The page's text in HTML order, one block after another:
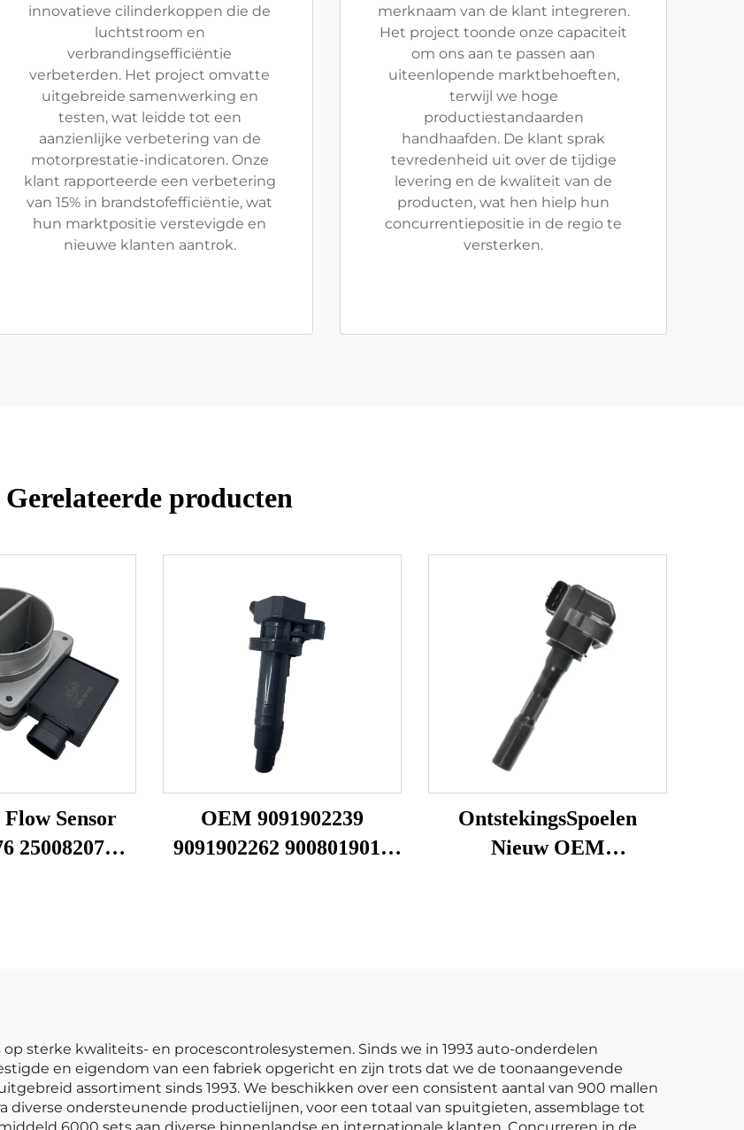
innovatieve cilinderkoppen die de
luchtstroom en
verbrandingsefficiëntie
verbeterden. Het project omvatte
uitgebreide samenwerking en
testen, wat leidde tot een
aanzienlijke verbetering van de
motorprestatie-indicatoren. Onze
klant rapporteerde een verbetering
van 15% in brandstofefficiëntie, wat
hun marktpositie verstevigde en
nieuwe klanten aantrok.
merknaam van de klant integreren.
Het project toonde onze capaciteit
om ons aan te passen aan
uiteenlopende marktbehoeften,
terwijl we hoge
productiestandaarden
handhaafden. De klant sprak
tevredenheid uit over de tijdige
levering en de kwaliteit van de
producten, wat hen hielp hun
concurrentiepositie in de regio te
versterken.
Gerelateerde producten
Sensor
25008207
OEM 9091902239
9091902262 9008019015
OntstekingsSpoelen
Nieuw OEM
sterke kwaliteits- en procescontrolesystemen. Sinds we in 1993 auto-onderdelen
en eigendom van een fabriek opgericht en zijn trots dat we de toonaangevende
assortiment sinds 1993. We beschikken over een consistent aantal van 900 mallen
diverse ondersteunende productielijnen, voor een totaal van spuitgieten, assemblage tot